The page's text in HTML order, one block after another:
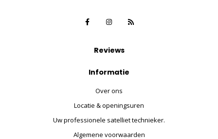
Reviews
Informatie
Over ons
Locatie & openingsuren
Uw professionele satelliet technieker.
Algemene voorwaarden